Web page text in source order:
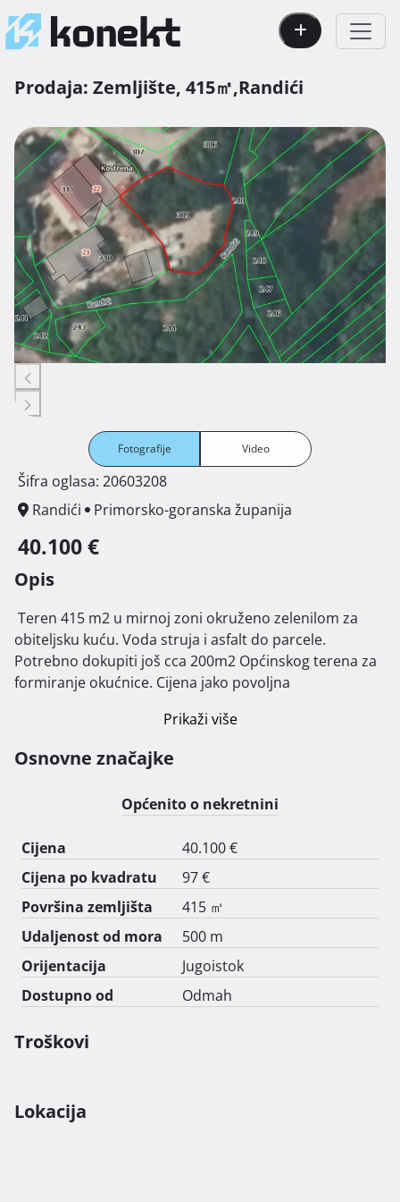
Prodaja: Zemljište, 415㎡,Randići
Fotografije Video
Šifra oglasa: 20603208
Randići
Primorsko-goranska županija
40.100 €
Opis
obiteljsku kuću. Voda struja i asfalt do parcele.
Potrebno dokupiti još cca 200m2 Općinskog terena za
formiranje okućnice. Cijena jako povoljna
Prikaži više
Osnovne značajke
Općenito o nekretnini
Cijena
40.100 €
Cijena po kvadratu
97 €
Površina zemljišta
415 ㎡
Udaljenost od mora
500 m
Orijentacija
Jugoistok
Dostupno od
Odmah
Troškovi
Lokacija